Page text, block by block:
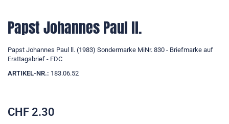
Papst Johannes Paul ll.
Papst Johannes Paul ll. (1983) Sondermarke MiNr. 830 - Briefmarke auf
Ersttagsbrief - FDC
ARTIKEL-NR.: 183.06.52
CHF 2.30